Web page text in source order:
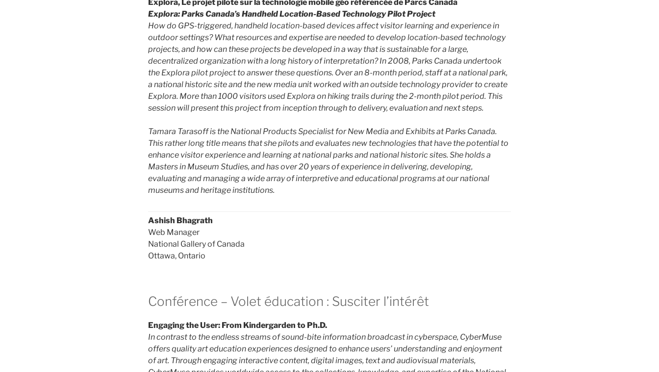
Explora, Le projet pilote sur la technologie mobile géo référencée de Parcs Canada
Explora: Parks Canada’s Handheld Location-Based Technology Pilot Project
How do GPS-triggered, handheld location-based devices affect visitor learning and experience in
outdoor settings? What resources and expertise are needed to develop location-based technology
projects, and how can these projects be developed in a way that is sustainable for a large,
decentralized organization with a long history of interpretation? In 2008, Parks Canada undertook
the Explora pilot project to answer these questions. Over an 8-month period, staff at a national park,
a national historic site and the new media unit worked with an outside technology provider to create
Explora. More than 1000 visitors used Explora on hiking trails during the 2-month pilot period. This
session will present this project from inception through to delivery, evaluation and next steps.
Tamara Tarasoff is the National Products Specialist for New Media and Exhibits at Parks Canada.
This rather long title means that she pilots and evaluatesnew technologies that have the potential to
enhance visitor experience and learning at national parks and national historic sites. She holds a
Masters in Museum Studies, and has over 20 years of experience in delivering, developing,
evaluating and managing a wide array of interpretive and educational programs at our national
museums and heritage institutions.
Ashish Bhagrath
Web Manager
National Gallery of Canada
Ottawa, Ontario
Conférence – Volet éducation : Susciter l’intérêt
Engaging the User: From Kindergarden to Ph.D.
In contrast to the endless streams of sound-bite information broadcast in cyberspace, CyberMuse
offers quality art education experiences designed to enhance users’ understanding and enjoyment
of art. Through engaging interactive content, digital images, text and audiovisual materials,